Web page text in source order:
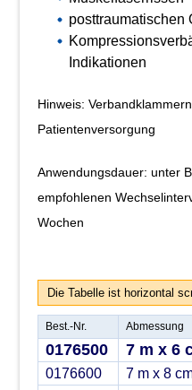
posttraumatischen
Indikationen
Hinweis:
Patientenversorgung
Anwendungsdauer: unter
empfohlenen
Wochen
Die Tabelle ist horizontal
Best.-Nr. Abmessung
0176500 7 m x 6
0176600 7 m x 8